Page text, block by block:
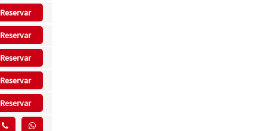
Reservar
Reservar
Reservar
Reservar
Reservar